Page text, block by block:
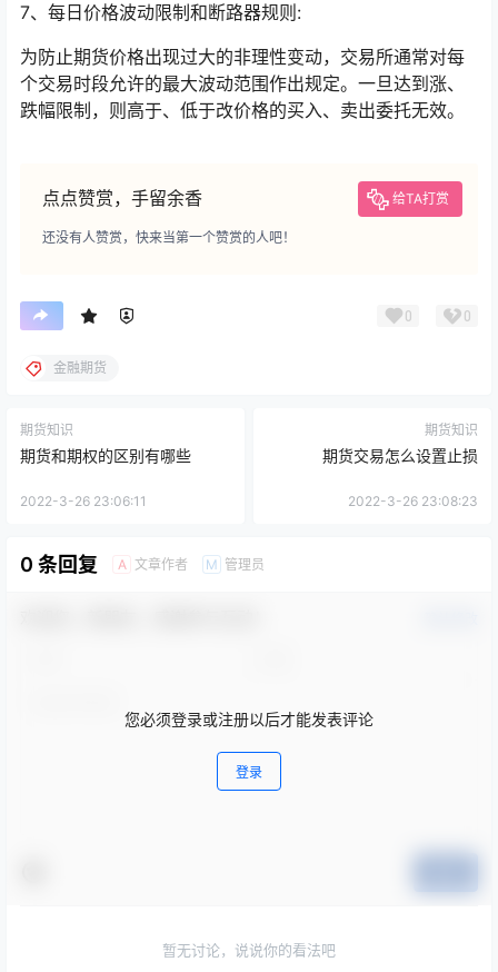
7、每日价格波动限制和断路器规则:
为防止期货价格出现过大的非理性变动，交易所通常对每
个交易时段允许的最大波动范围作出规定。一旦达到涨、
跌幅限制，则高于、低于改价格的买入、卖出委托无效。
点点赞赏，手留余香 给TA打赏
还没有人赞赏，快来当第一个赞赏的人吧！
0 0
金融期货
期货知识
期货和期权的区别有哪些
2022-3-26 23:06:11
期货知识
期货交易怎么设置止损
2022-3-26 23:08:23
0 条回复 A 文章作者 M 管理员
您必须登录或注册以后才能发表评论
登录
暂无讨论，说说你的看法吧